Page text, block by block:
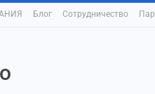
Блог Сотрудничество